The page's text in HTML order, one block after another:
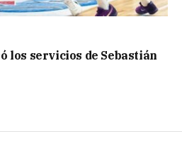
los servicios de Sebastián